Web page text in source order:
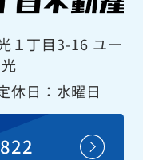
１丁目3-16 ユー
休日：水曜日